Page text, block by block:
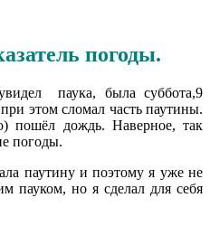
погоды.
паука, была суббота,9
этом сломал часть паутины.
пошёл дождь. Наверное, так
погоды.
паутину и поэтому я уже не
пауком, но я сделал для себя